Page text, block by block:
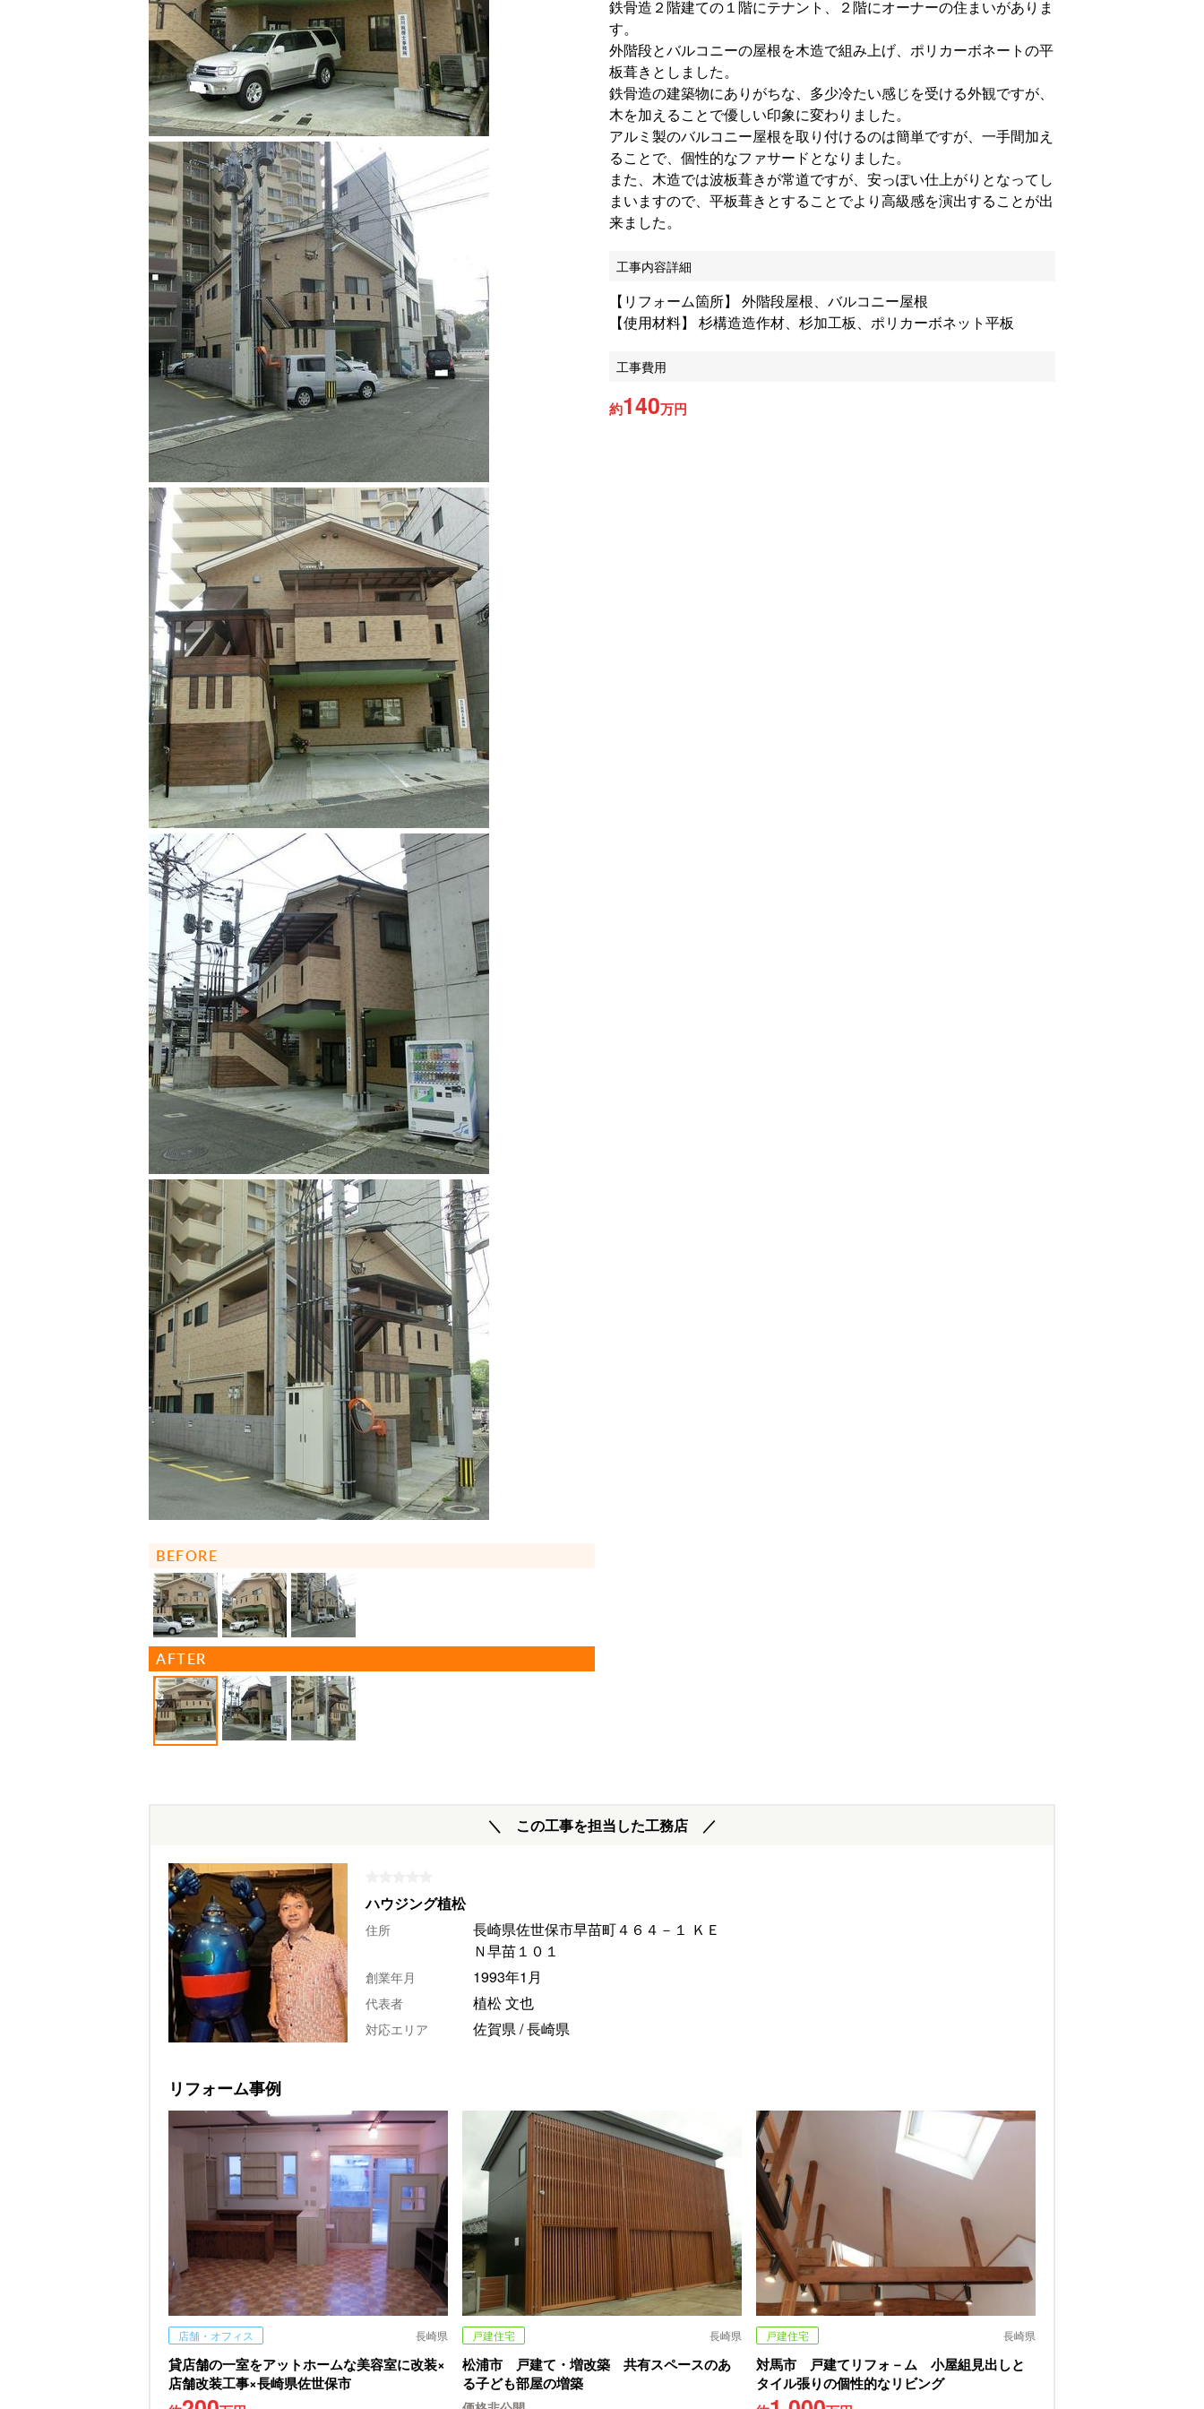
BEFORE
AFTER
鉄骨造２階建ての１階にテナント、２階にオーナーの住まいがありま
す。
外階段とバルコニーの屋根を木造で組み上げ、ポリカーボネートの平
板葺きとしました。
鉄骨造の建築物にありがちな、多少冷たい感じを受ける外観ですが、
木を加えることで優しい印象に変わりました。
アルミ製のバルコニー屋根を取り付けるのは簡単ですが、一手間加え
ることで、個性的なファサードとなりました。
また、木造では波板葺きが常道ですが、安っぽい仕上がりとなってし
まいますので、平板葺きとすることでより高級感を演出することが出
来ました。
工事内容詳細
【リフォーム箇所】 外階段屋根、バルコニー屋根
【使用材料】 杉構造造作材、杉加工板、ポリカーボネット平板
工事費用
約140万円
＼ この工事を担当した工務店 ／
ハウジング植松
住所
長崎県佐世保市早苗町４６４－１ ＫＥ
Ｎ早苗１０１
創業年月 1993年1月
代表者 植松 文也
対応エリア 佐賀県 / 長崎県
リフォーム事例
店舗・オフィス 長崎県
貸店舗の一室をアットホームな美容室に改装×
店舗改装工事×長崎県佐世保市
戸建住宅 長崎県
松浦市 戸建て・増改築 共有スペースのあ
る子ども部屋の増築
戸建住宅 長崎県
対馬市 戸建てリフォ－ム 小屋組見出しと
タイル張りの個性的なリビング